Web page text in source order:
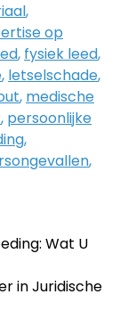
,
op
, fysiek leed,
, letselschade,
, medische
, persoonlijke
,
,
Wat U
in Juridische